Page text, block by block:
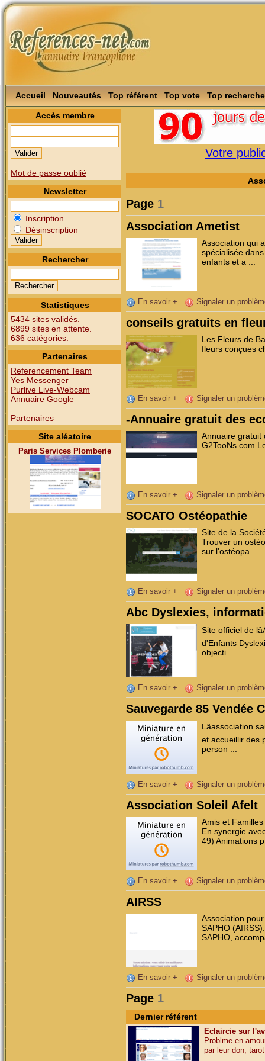
Accueil Nouveautés Top référent Top vote Top recherche
Accès membre
Mot de passe oublié
Newsletter
Inscription
Désinscription
Rechercher
Statistiques
5434 sites validés.
6899 sites en attente.
636 catégories.
Partenaires
Referencement Team
Yes Messenger
Purlive Live-Webcam
Annuaire Google
Partenaires
Site aléatoire
Paris Services Plomberie
Votre
Page 1
Association Ametist
Association qui
spécialisée
enfants et a ...
En savoir + Signaler un
conseils gratuits en
Les Fleurs de
fleurs conçues
En savoir + Signaler un
-Annuaire gratuit des
Annuaire gratuit
G2TooNs.com
En savoir + Signaler un
SOCATO Ostéopathie
Site de la
Trouver un
sur l'ostéopa ...
En savoir + Signaler un
Abc Dyslexies,
Site officiel de
d'Enfants
objecti ...
En savoir + Signaler un
Sauvegarde 85 Vendée
Lâassociation
et accueillir des
person ...
En savoir + Signaler un
Association Soleil Afelt
Amis et
En synergie
49) Animations
En savoir + Signaler un
AIRSS
Association
SAPHO
SAPHO,
En savoir + Signaler un
Page 1
Dernier référent
Eclaircie sur
Problme en
par leur don,